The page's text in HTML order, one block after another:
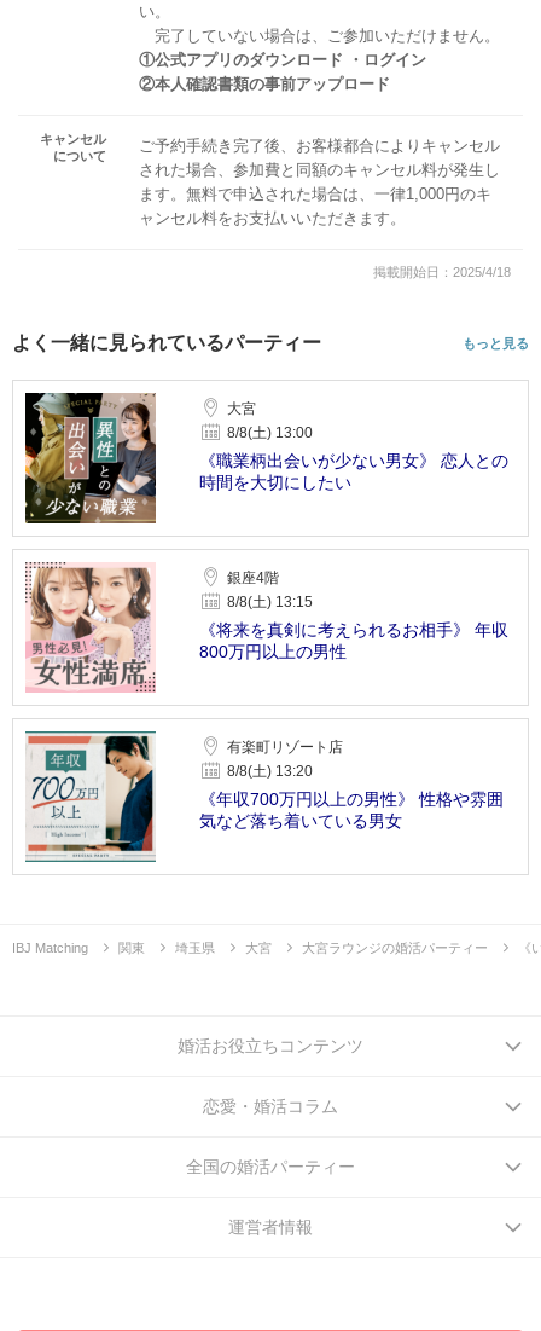
い。
完了していない場合は、ご参加いただけません。
①公式アプリのダウンロード ・ログイン
②本人確認書類の事前アップロード
キャンセル
について
ご予約手続き完了後、お客様都合によりキャンセル
された場合、参加費と同額のキャンセル料が発生し
ます。無料で申込された場合は、一律1,000円のキ
ャンセル料をお支払いいただきます。
掲載開始日：2025/4/18
よく一緒に見られているパーティー もっと見る
大宮
8/8(土) 13:00
《職業柄出会いが少ない男女》 恋人との
時間を大切にしたい
銀座4階
8/8(土) 13:15
《将来を真剣に考えられるお相手》 年収
800万円以上の男性
有楽町リゾート店
8/8(土) 13:20
《年収700万円以上の男性》 性格や雰囲
気など落ち着いている男女
IBJ Matching 関東 埼玉県 大宮 大宮ラウンジの婚活パーティー 《
婚活お役立ちコンテンツ
恋愛・婚活コラム
全国の婚活パーティー
運営者情報